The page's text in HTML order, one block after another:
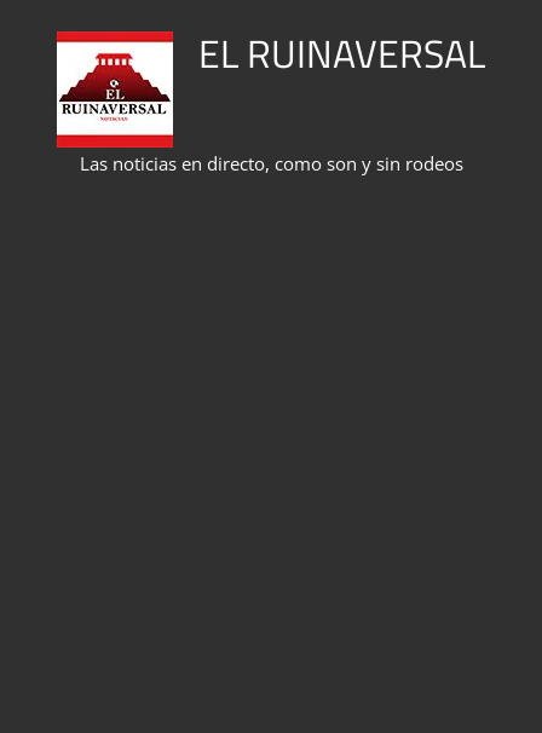
contenido
EL RUINAVERSAL
Las noticias en directo, como son y sin rodeos